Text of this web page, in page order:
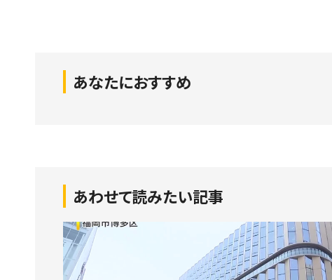
あなたにおすすめ
あわせて読みたい記事